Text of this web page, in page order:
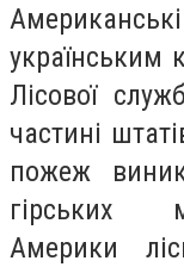
українським
Лісової
частині
пожеж
гірських
Америки